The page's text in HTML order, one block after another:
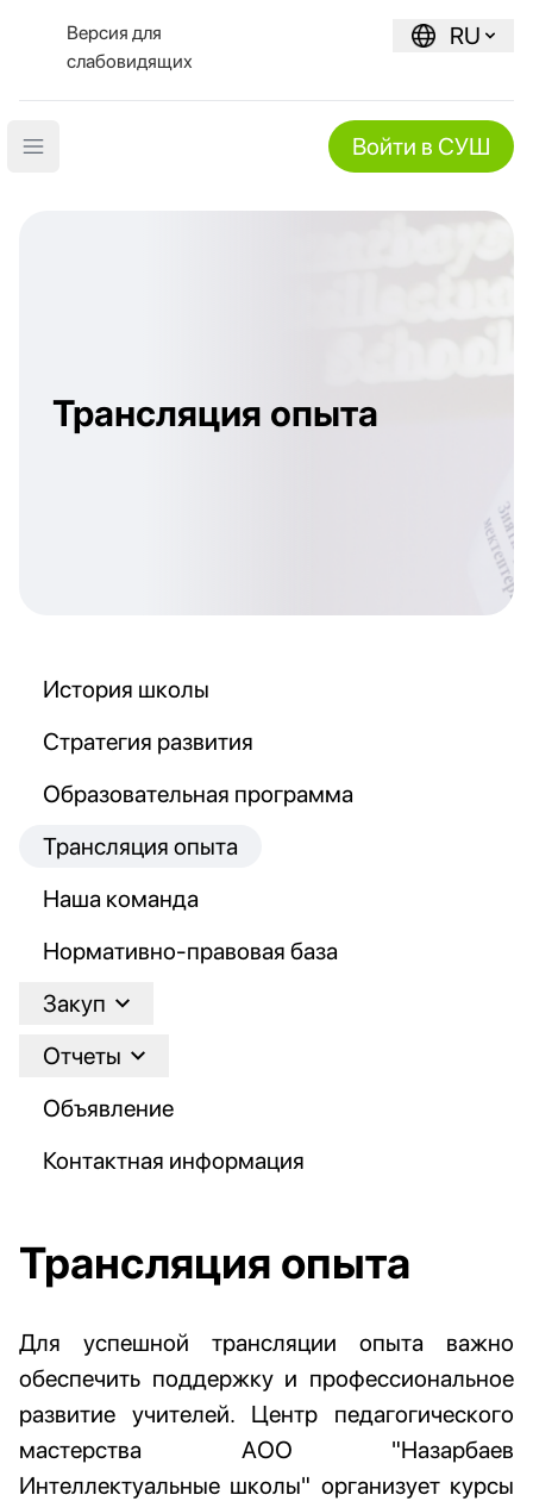
Версия для
слабовидящих
RU
Open main menu Войти в СУШ
Трансляция опыта
История школы
Стратегия развития
Образовательная программа
Трансляция опыта
Наша команда
Нормативно-правовая база
Закуп
Отчеты
Объявление
Контактная информация
Трансляция опыта
Для успешной трансляции опыта важно
обеспечить поддержку и профессиональное
развитие учителей. Центр педагогического
мастерства АОО "Назарбаев
Интеллектуальные школы" организует курсы